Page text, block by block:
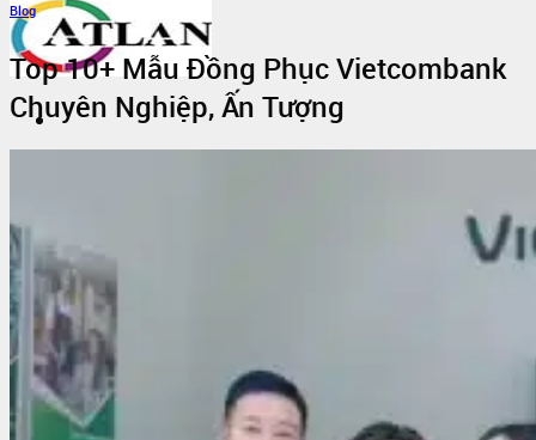
Áo Thun Đồng Phục
Áo Thun Đồng Phục Quán Cafe
Áo Thun Đồng Phục Công Nhân
Áo thun teambuilding đi biển
Áo Thun Nhóm
Blog
Top 10+ Mẫu Đồng Phục Vietcombank
Chuyên Nghiệp, Ấn Tượng